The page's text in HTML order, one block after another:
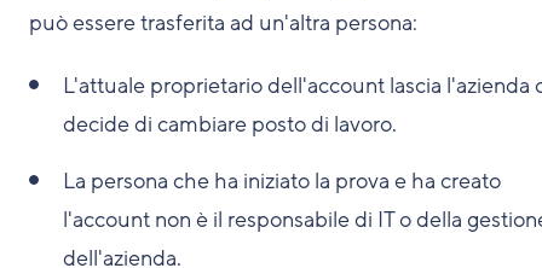
può essere trasferita ad un'altra persona:
L'attuale proprietario dell'account lascia l'azienda
decide di cambiare posto di lavoro.
La persona che ha iniziato la prova e ha creato
l'account non è il responsabile di IT o della
dell'azienda.